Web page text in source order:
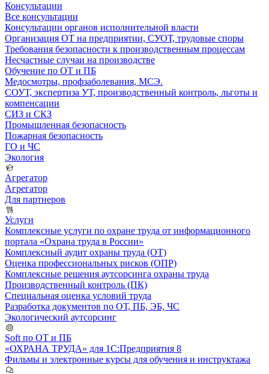
Консультации
Все консультации
Консультации органов исполнительной власти
Организация ОТ на предприятии, СУОТ, трудовые споры
Требования безопасности к производственным процессам
Несчастные случаи на производстве
Обучение по ОТ и ПБ
Медосмотры, профзаболевания, МСЭ.
СОУТ, экспертиза УТ, производственный контроль, льготы и
компенсации
СИЗ и СКЗ
Промышленная безопасность
Пожарная безопасность
ГО и ЧС
Экология
Агрегатор
Агрегатор
Для партнеров
Услуги
Комплексные услуги по охране труда от информационного
портала «Охрана труда в России»
Комплексный аудит охраны труда (ОТ)
Оценка профессиональных рисков (ОПР)
Комплексные решения аутсорсинга охраны труда
Производственный контроль (ПК)
Специальная оценка условий труда
Разработка документов по ОТ, ПБ, ЭБ, ЧС
Экологический аутсорсинг
Soft по ОТ и ПБ
«ОХРАНА ТРУДА» для 1С:Предприятия 8
Фильмы и электронные курсы для обучения и инструктажа